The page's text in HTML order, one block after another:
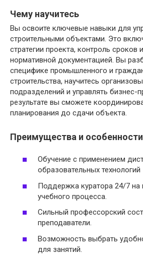
Чему научитесь
Вы освоите ключевые навыки для
строительными объектами. Это
стратегии проекта, контроль
нормативной документацией. Вы
специфике промышленного и
строительства, научитесь
подразделений и управлять бизнес-
результате вы сможете
планирования до сдачи объекта.
Преимущества и особенности
Обучение с применением
образовательных технологий
Поддержка куратора 24/7 на
учебного процесса.
Сильный профессорский
преподаватели.
Возможность выбрать
для занятий.